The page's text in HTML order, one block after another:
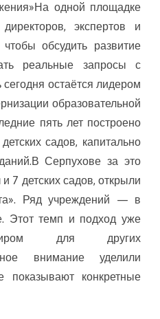
одной площадке
экспертов и
обсудить развитие
реальные запросы с
остаётся лидером
образовательной
пять лет построено
садов, капитально
Серпухове за это
7 детских садов, открыли
Ряд учреждений — в
Этот темп и подход уже
для других
внимание уделили
показывают конкретные